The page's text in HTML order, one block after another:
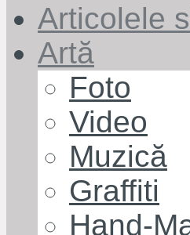
Articolele
Artă
Foto
Video
Muzică
Graffiti
Hand-